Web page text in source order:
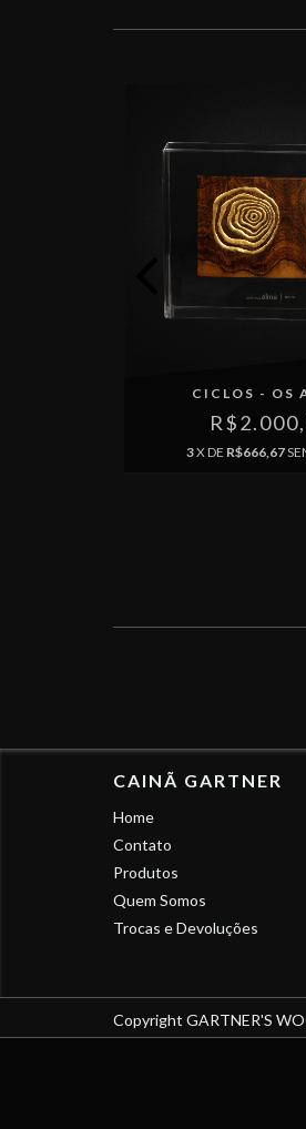
CICLOS - OS
3X DE R$666,67
CAINÃ GARTNER
Home
Contato
Produtos
Quem Somos
Trocas e Devoluções
Copyright GARTNER'S